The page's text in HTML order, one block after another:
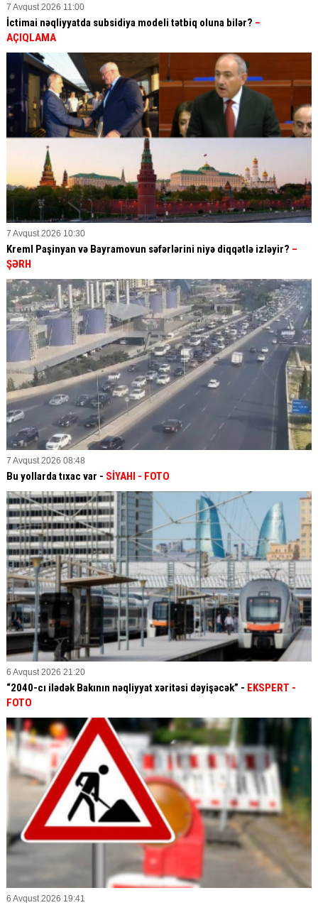
7 Avqust 2026 11:00
İctimai nəqliyyatda subsidiya modeli tətbiq oluna bilər? –
AÇIQLAMA
7 Avqust 2026 10:30
Kreml Paşinyan və Bayramovun səfərlərini niyə diqqətlə izləyir? –
ŞƏRH
7 Avqust 2026 08:48
Bu yollarda tıxac var - SİYAHI - FOTO
6 Avqust 2026 21:20
“2040-cı ilədək Bakının nəqliyyat xəritəsi dəyişəcək” - EKSPERT -
FOTO
6 Avqust 2026 19:41